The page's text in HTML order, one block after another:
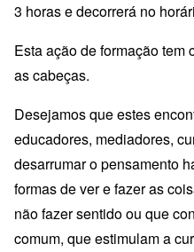
3 horas e decorrerá no
Esta ação de formação tem
as cabeças.
Desejamos que estes
educadores, mediadores,
desarrumar o pensamento
formas de ver e fazer as
não fazer sentido ou que
comum, que estimulam a